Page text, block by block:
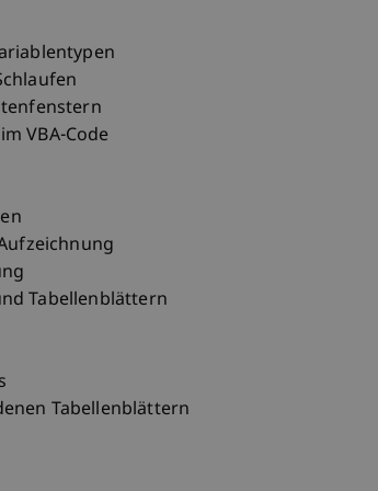
VBA-Code
Tabellenblättern
Tabellenblättern